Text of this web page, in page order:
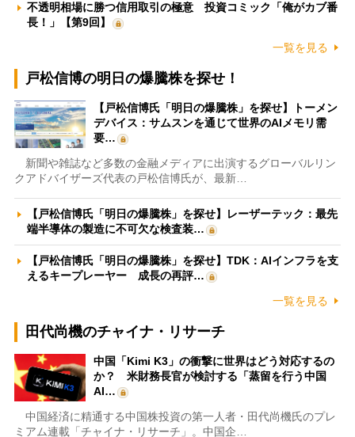
不透明相場に勝つ信用取引の極意 投資コミック「俺がカブ番
長！」【第9回】
一覧を見る
戸松信博の明日の爆騰株を探せ！
【戸松信博氏「明日の爆騰株」を探せ】トーメン
デバイス：サムスンを通じて世界のAIメモリ需
要…
新聞や雑誌など多数の金融メディアに出演するグローバルリン
クアドバイザーズ代表の戸松信博氏が、最新…
【戸松信博氏「明日の爆騰株」を探せ】レーザーテック：最先
端半導体の製造に不可欠な検査装…
【戸松信博氏「明日の爆騰株」を探せ】TDK：AIインフラを支
えるキープレーヤー 成長の再評…
一覧を見る
田代尚機のチャイナ・リサーチ
中国「Kimi K3」の衝撃に世界はどう対応するの
か？ 米財務長官が検討する「蒸留を行う中国
AI…
中国経済に精通する中国株投資の第一人者・田代尚機氏のプレ
ミアム連載「チャイナ・リサーチ」。中国企…